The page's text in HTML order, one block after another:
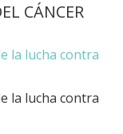
CÁNCER
la lucha contra
la lucha contra